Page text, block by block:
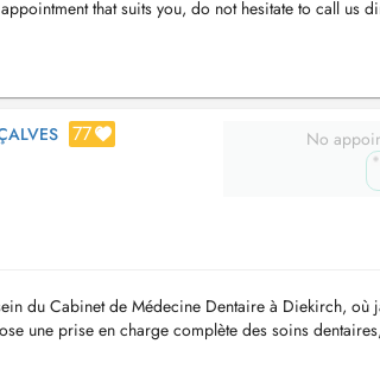
that suits you, do not hesitate to call us
/ ...
77
No
du Cabinet de Médecine Dentaire à Diekirch, où
une prise en charge complète des soins
...